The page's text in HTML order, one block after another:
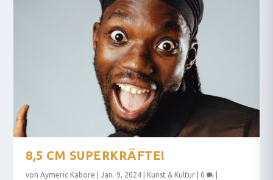
8,5 CM SUPERKRÄFTE!
von Aymeric Kabore Jan. 9, 2024 Kunst & Kultur 0